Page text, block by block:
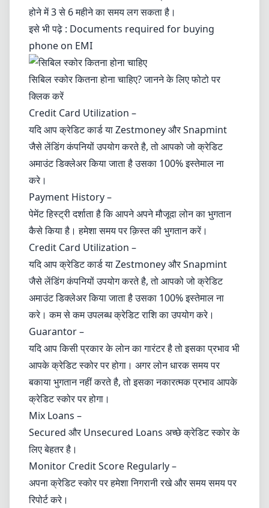
होने में 3 से 6 महीने का समय लग सकता है।
इसे भी पढ़े : Documents required for buying
phone on EMI
सिबिल स्कोर कितना होना चाहिए? जानने के लिए फोटो पर
क्लिक करें
Credit Card Utilization –
यदि आप क्रेडिट कार्ड या Zestmoney और Snapmint
जैसे लेंडिंग कंपनियों उपयोग करते है, तो आपको जो क्रेडिट
अमाउंट डिक्लेअर किया जाता है उसका 100% इस्तेमाल ना
करे।
Payment History –
पेमेंट हिस्ट्री दर्शाता है कि आपने अपने मौजूदा लोन का भुगतान
कैसे किया है। हमेशा समय पर क़िस्त की भुगतान करें।
Credit Card Utilization –
यदि आप क्रेडिट कार्ड या Zestmoney और Snapmint
जैसे लेंडिंग कंपनियों उपयोग करते है, तो आपको जो क्रेडिट
अमाउंट डिक्लेअर किया जाता है उसका 100% इस्तेमाल ना
करे। कम से कम उपलब्ध क्रेडिट राशि का उपयोग करे।
Guarantor –
यदि आप किसी प्रकार के लोन का गारंटर है तो इसका प्रभाव भी
आपके क्रेडिट स्कोर पर होगा। अगर लोन धारक समय पर
बकाया भुगतान नहीं करते है, तो इसका नकारत्मक प्रभाव आपके
क्रेडिट स्कोर पर होगा।
Mix Loans –
Secured और Unsecured Loans अच्छे क्रेडिट स्कोर के
लिए बेहतर है।
Monitor Credit Score Regularly –
अपना क्रेडिट स्कोर पर हमेशा निगरानी रखे और समय समय पर
रिपोर्ट करे।